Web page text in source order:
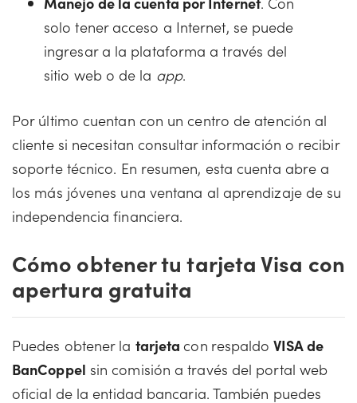
solo tener acceso a Internet, se puede
ingresar a la plataforma a través del
sitio web o de la app.
Por último cuentan con un centro de atención al
cliente si necesitan consultar información o recibir
soporte técnico. En resumen, esta cuenta abre a
los más jóvenes una ventana al aprendizaje de su
independencia financiera.
Cómo obtener tu tarjeta Visa con
apertura gratuita
Puedes obtener la tarjetacon respaldo VISA de
BanCoppel sin comisión a través del portal web
oficial de la entidad bancaria. También puedes